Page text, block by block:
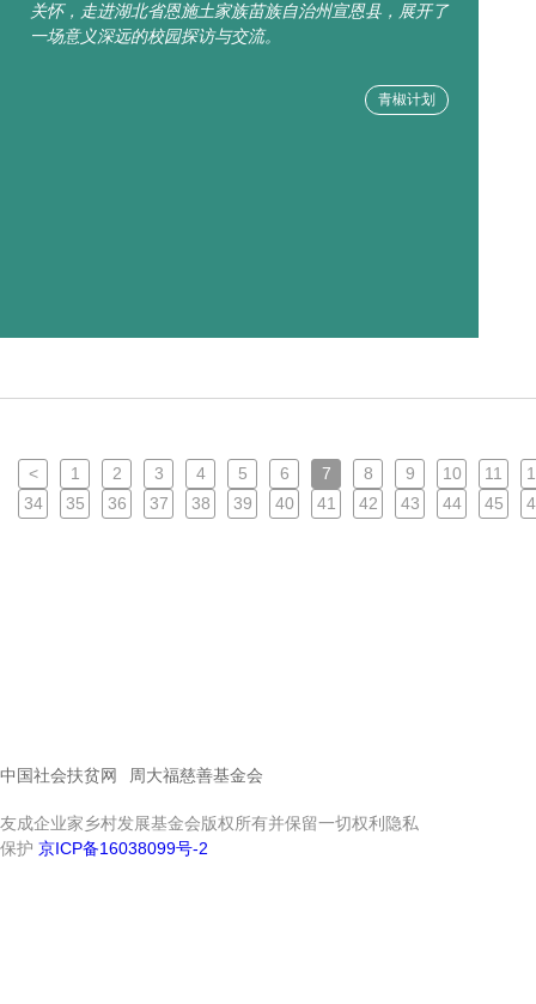
关怀，走进湖北省恩施土家族苗族自治州宣恩县，展开了
一场意义深远的校园探访与交流。
青椒计划
< 1 2 3 4 5 6 7 8 9 10 11
34
35 36 37 38 39 40 41 42 43 44 45
中国社会扶贫网 周大福慈善基金会
友成企业家乡村发展基金会版权所有并保留一切权利隐私
保护 京ICP备16038099号-2